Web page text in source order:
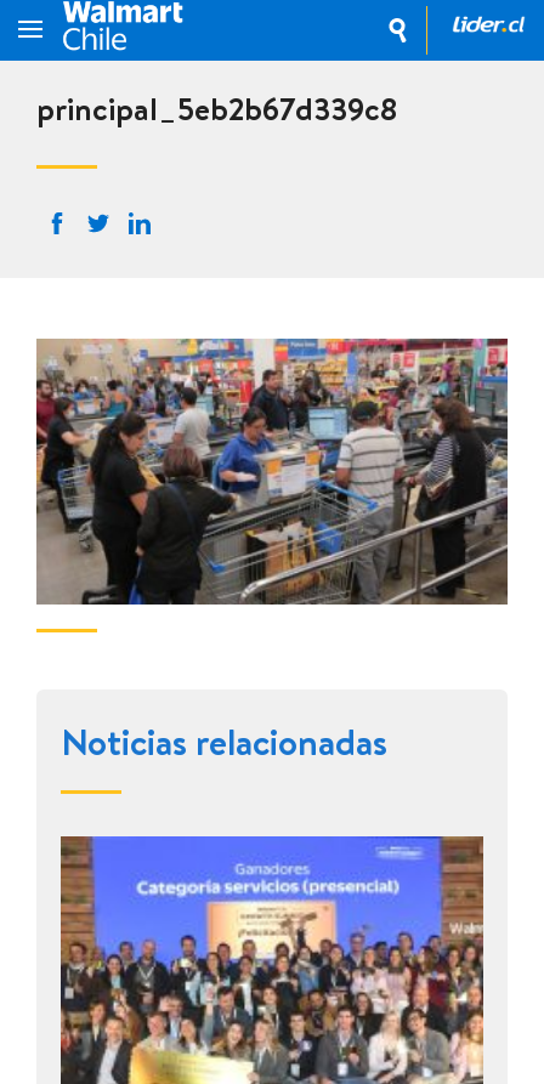
principal_5eb2b67d339c8
Noticias relacionadas